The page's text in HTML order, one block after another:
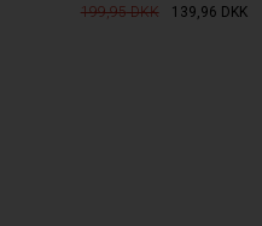
199,95 139,96 DKK